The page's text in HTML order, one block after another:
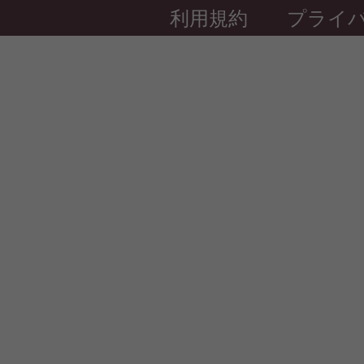
利用規約 プライ